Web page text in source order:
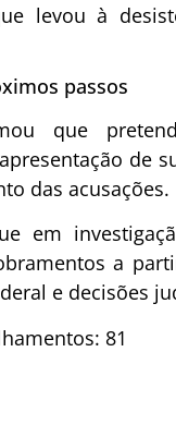
levou à
passos
que
de
das acusações.
em
a
e decisões
81